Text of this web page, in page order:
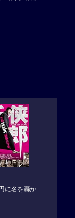
部門出品。コ
に名を轟か...